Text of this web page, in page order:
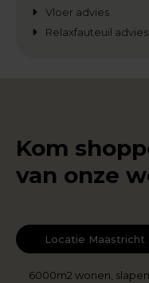
Vloer advies
Relaxfauteuil advies
Kom
van onze
Locatie Maastricht
6000m2 wonen,